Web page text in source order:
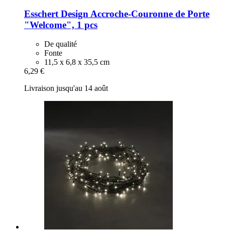
Esschert Design Accroche-​Couronne de Porte
"Welcome", 1 pcs
De qualité
Fonte
11,5 x 6,8 x 35,5 cm
6,29 €
Livraison jusqu'au 14 août